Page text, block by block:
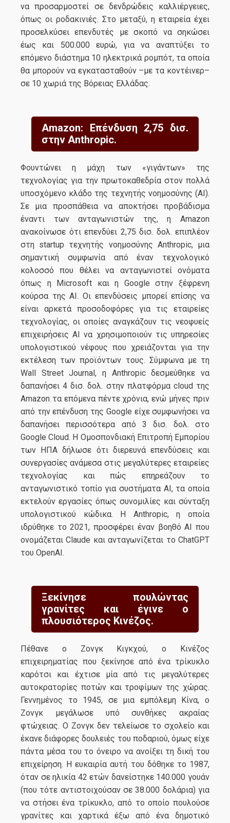
να προσαρμοστεί σε δενδρώδεις καλλιέργειες,
όπως οι ροδακινιές. Στο μεταξύ, η εταιρεία έχει
προσελκύσει επενδυτές με σκοπό να σηκώσει
έως και 500.000 ευρώ, για να αναπτύξει το
επόμενο διάστημα 10 ηλεκτρικά ρομπότ, τα οποία
θα μπορούν να εγκατασταθούν –με τα κοντέινερ–
σε 10 χωριά της Βόρειας Ελλάδας.
Amazon: Επένδυση 2,75 δισ.
στην Anthropic.
Φουντώνει η μάχη των «γιγάντων» της
τεχνολογίας για την πρωτοκαθεδρία στον πολλά
υποσχόμενο κλάδο της τεχνητής νοημοσύνης (ΑΙ).
Σε μια προσπάθεια να αποκτήσει προβάδισμα
έναντι των ανταγωνιστών της, η Amazon
ανακοίνωσε ότι επενδύει 2,75 δισ. δολ. επιπλέον
στη startup τεχνητής νοημοσύνης Anthropic, μια
σημαντική συμφωνία από έναν τεχνολογικό
κολοσσό που θέλει να ανταγωνιστεί ονόματα
όπως η Microsoft και η Google στην ξέφρενη
κούρσα της ΑΙ. Οι επενδύσεις μπορεί επίσης να
είναι αρκετά προσοδοφόρες για τις εταιρείες
τεχνολογίας, οι οποίες αναγκάζουν τις νεοφυείς
επιχειρήσεις ΑΙ να χρησιμοποιούν τις υπηρεσίες
υπολογιστικού νέφους που χρειάζονται για την
εκτέλεση των προϊόντων τους. Σύμφωνα με τη
Wall Street Journal, η Anthropic δεσμεύθηκε να
δαπανήσει 4 δισ. δολ. στην πλατφόρμα cloud της
Amazon τα επόμενα πέντε χρόνια, ενώ μήνες πριν
από την επένδυση της Google είχε συμφωνήσει να
δαπανήσει περισσότερα από 3 δισ. δολ. στο
Google Cloud. Η Ομοσπονδιακή Επιτροπή Εμπορίου
των ΗΠΑ δήλωσε ότι διερευνά επενδύσεις και
συνεργασίες ανάμεσα στις μεγαλύτερες εταιρείες
τεχνολογίας και πώς επηρεάζουν το
ανταγωνιστικό τοπίο για συστήματα AI, τα οποία
εκτελούν εργασίες όπως συνομιλίες και σύνταξη
υπολογιστικού κώδικα. Η Anthropic, η οποία
ιδρύθηκε το 2021, προσφέρει έναν βοηθό AI που
ονομάζεται Claude και ανταγωνίζεται το ChatGPT
του OpenAI.
Ξεκίνησε πουλώντας
γρανίτες και έγινε ο
πλουσιότερος Κινέζος.
Πέθανε ο Ζονγκ Κιγκχού, ο Κινέζος
επιχειρηματίας που ξεκίνησε από ένα τρίκυκλο
καρότσι και έχτισε μία από τις μεγαλύτερες
αυτοκρατορίες ποτών και τροφίμων της χώρας.
Γεννημένος το 1945, σε μια εμπόλεμη Κίνα, ο
Ζονγκ μεγάλωσε υπό συνθήκες ακραίας
φτώχειας. Ο Ζονγκ δεν τελείωσε το σχολείο και
έκανε διάφορες δουλειές του ποδαριού, όμως είχε
πάντα μέσα του το όνειρο να ανοίξει τη δική του
επιχείρηση. Η ευκαιρία αυτή του δόθηκε το 1987,
όταν σε ηλικία 42 ετών δανείστηκε 140.000 γουάν
(που τότε αντιστοιχούσαν σε 38.000 δολάρια) για
να στήσει ένα τρίκυκλο, από το οποίο πουλούσε
γρανίτες και χαρτικά έξω από ένα δημοτικό